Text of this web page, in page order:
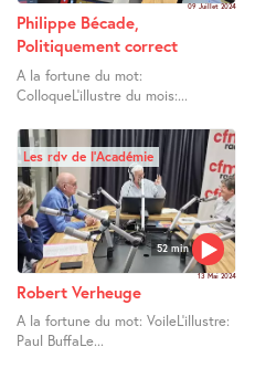
09 Juillet 2024
Philippe Bécade,
Politiquement correct
A la fortune du mot:
ColloqueL’illustre du mois:...
52 min
Les rdv de l’Académie
13 Mai 2024
Robert Verheuge
A la fortune du mot: VoileL’illustre:
Paul BuffaLe...